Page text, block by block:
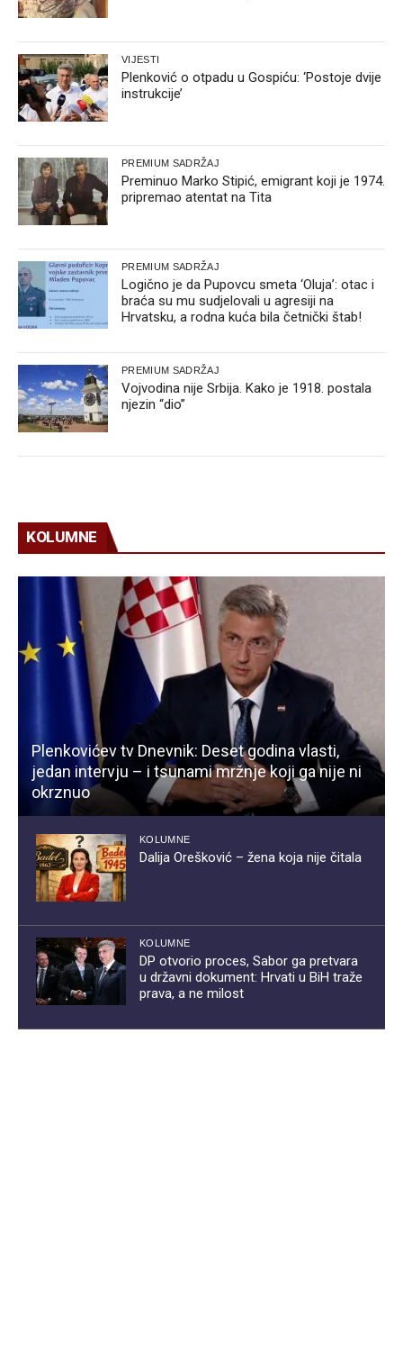
VIJESTI
Plenković o otpadu u Gospiću: ‘Postoje dvije
instrukcije’
PREMIUM SADRŽAJ
Preminuo Marko Stipić, emigrant koji je 1974.
pripremao atentat na Tita
PREMIUM SADRŽAJ
Logično je da Pupovcu smeta ‘Oluja’: otac i
braća su mu sudjelovali u agresiji na
Hrvatsku, a rodna kuća bila četnički štab!
PREMIUM SADRŽAJ
Vojvodina nije Srbija. Kako je 1918. postala
njezin “dio”
KOLUMNE
Plenkovićev tv Dnevnik: Deset godina vlasti,
jedan intervju – i tsunami mržnje koji ga nije ni
okrznuo
KOLUMNE
Dalija Orešković – žena koja nije čitala
KOLUMNE
DP otvorio proces, Sabor ga pretvara
u državni dokument: Hrvati u BiH traže
prava, a ne milost